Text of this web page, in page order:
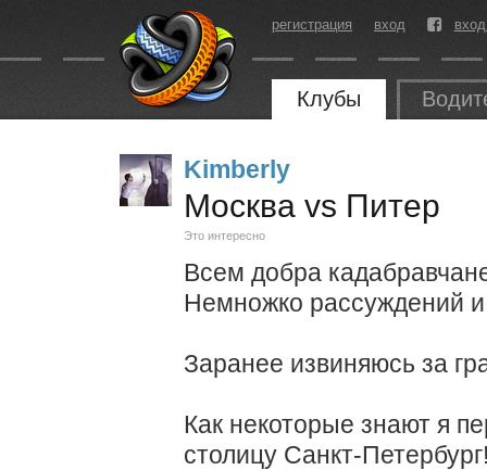
регистрация вход
Клубы
Kimberly
Москва vs Питер
Это интересно
Всем добра
Немножко рассуждений
Заранее извиняюсь за
Как некоторые знают я
столицу Санкт-